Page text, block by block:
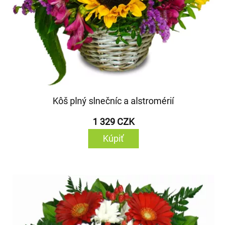
Kôš plný slnečníc a alstromérií
1 329 CZK
Kúpiť